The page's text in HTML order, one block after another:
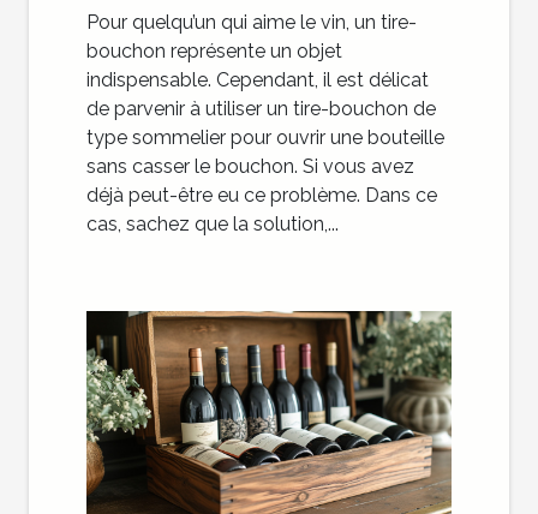
Pour quelqu’un qui aime le vin, un tire-
bouchon représente un objet
indispensable. Cependant, il est délicat
de parvenir à utiliser un tire-bouchon de
type sommelier pour ouvrir une bouteille
sans casser le bouchon. Si vous avez
déjà peut-être eu ce problème. Dans ce
cas, sachez que la solution,...